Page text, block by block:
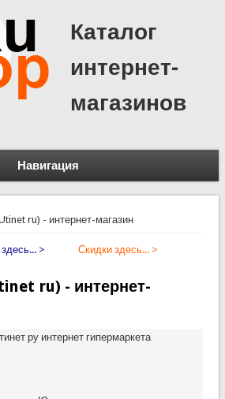
Каталог
интернет-
магазинов
Навигация
ru) - интернет-магазин
> Скидки здесь... >
ru) - интернет-